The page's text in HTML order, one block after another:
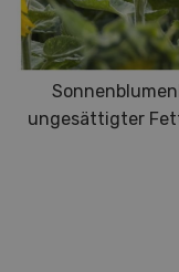
ungesättigter